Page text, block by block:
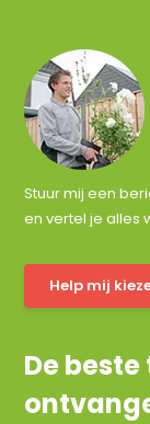
Stuur mij een
en vertel je alles
Help mij
De